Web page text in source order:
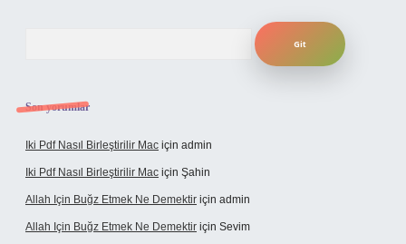
Son yorumlar
Iki Pdf Nasıl Birleştirilir Mac için admin
Iki Pdf Nasıl Birleştirilir Mac için Şahin
Allah Için Buğz Etmek Ne Demektir için admin
Allah Için Buğz Etmek Ne Demektir için Sevim